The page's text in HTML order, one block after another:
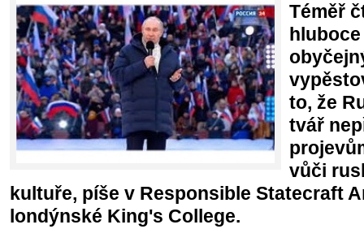
Téměř
to, že
tvář
vůči
kultuře, píše v Responsible Statecraft
londýnské King's College.